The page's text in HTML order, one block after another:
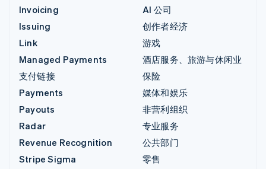
Invoicing
Issuing
Link
Managed Payments
支付链接
Payments
Payouts
Radar
Revenue Recognition
Stripe Sigma
AI 公司
创作者经济
游戏
酒店服务、旅游与休闲业
保险
媒体和娱乐
非营利组织
专业服务
公共部门
零售